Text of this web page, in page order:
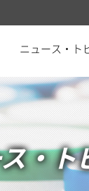
ニュース・ト
・ト